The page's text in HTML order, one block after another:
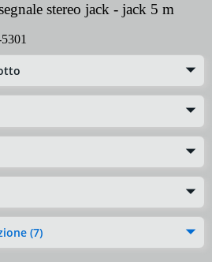
stereo jack - jack 5 m
(7)